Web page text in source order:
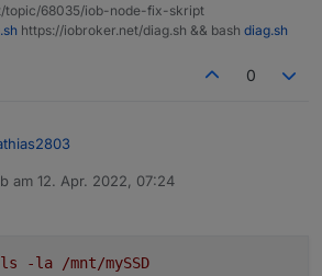
topic/68035/iob-node-fix-skript
https://iobroker.net/diag.sh && bash diag.sh
0
am 12. Apr. 2022, 07:24
editiert von
ls -la
/mnt/mySSD